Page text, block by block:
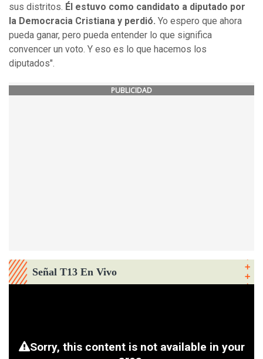
sus distritos. Él estuvo como candidato a diputado por
la Democracia Cristiana y perdió. Yo espero que ahora
pueda ganar, pero pueda entender lo que significa
convencer un voto. Y eso es lo que hacemos los
diputados".
PUBLICIDAD
Señal T13 En Vivo